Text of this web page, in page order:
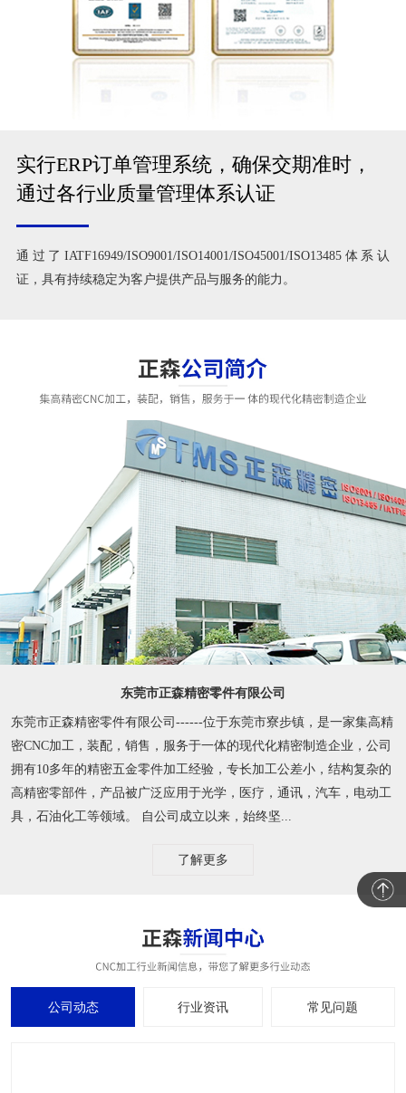
实行ERP订单管理系统，确保交期准时，
通过各行业质量管理体系认证
通过了IATF16949/ISO9001/ISO14001/ISO45001/ISO13485体系认
证，具有持续稳定为客户提供产品与服务的能力。
东莞市正森精密零件有限公司
东莞市正森精密零件有限公司------位于东莞市寮步镇，是一家集高精
密CNC加工，装配，销售，服务于一体的现代化精密制造企业，公司
拥有10多年的精密五金零件加工经验，专长加工公差小，结构复杂的
高精密零部件，产品被广泛应用于光学，医疗，通讯，汽车，电动工
具，石油化工等领域。 自公司成立以来，始终坚...
了解更多
公司动态 行业资讯 常见问题